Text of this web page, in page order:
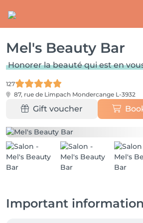
Mel's Beauty Bar
Honorer la beauté qui est en
127
87, rue de Limpach Mondercange L-3932
Gift voucher
Important information